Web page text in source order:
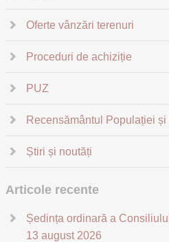
Oferte vânzări terenuri
Proceduri de achiziție
PUZ
Recensământul Populației
Știri și noutăți
Articole recente
Ședința ordinară a
13 august 2026